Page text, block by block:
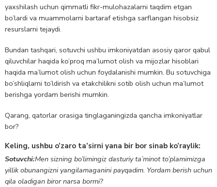
yaxshilash uchun qimmatli fikr-mulohazalarni taqdim etgan
bo’lardi va muammolarni bartaraf etishga sarflangan hisobsiz
resurslarni tejaydi.
Bundan tashqari, sotuvchi ushbu imkoniyatdan asosiy qaror qabul
qiluvchilar haqida ko’proq ma’lumot olish va mijozlar hisoblari
haqida ma’lumot olish uchun foydalanishi mumkin. Bu sotuvchiga
bo’shliqlarni to’ldirish va etakchilikni sotib olish uchun ma’lumot
berishga yordam berishi mumkin.
Qarang, qatorlar orasiga tinglaganingizda qancha imkoniyatlar
bor?
Keling, ushbu o’zaro ta’sirni yana bir bor sinab ko’raylik:
Sotuvchi:Men sizning bo’limingiz dasturiy ta’minot to’plamimizga
yillik obunangizni yangilamaganini payqadim. Yordam berish uchun
qila oladigan biror narsa bormi?